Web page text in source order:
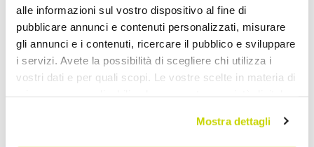
alle informazioni sul vostro dispositivo al fine di
pubblicare annunci e contenuti personalizzati, misurare
gli annunci e i contenuti, ricercare il pubblico e sviluppare
i servizi. Avete la possibilità di scegliere chi utilizza i
vostri dati e per quali scopi. Le vostre scelte in materia di
modificare o revocare il proprio consenso in qualsiasi
momento dalla Dichiarazione sui cookie o facendo clic
Mostra dettagli
Classic Chairs